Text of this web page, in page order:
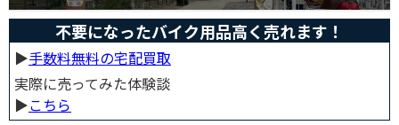
不要になったバイク用品高く売れます！
▶︎手数料無料の宅配買取
実際に売ってみた体験談
▶︎こちら